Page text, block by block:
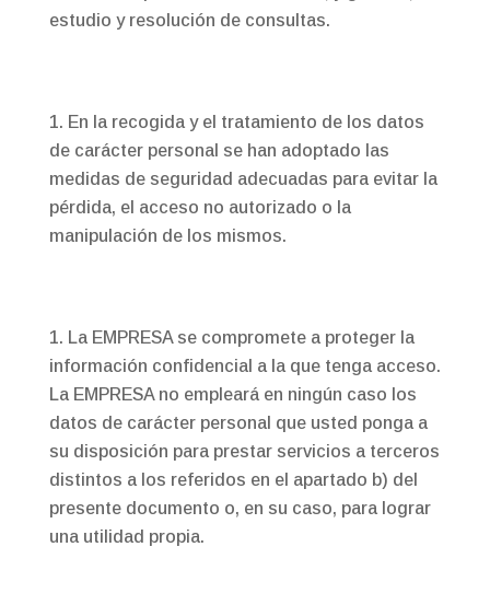
estudio y resolución de consultas.
En la recogida y el tratamiento de los datos
de carácter personal se han adoptado las
medidas de seguridad adecuadas para evitar la
pérdida, el acceso no autorizado o la
manipulación de los mismos.
La EMPRESA se compromete a proteger la
información confidencial a la que tenga acceso.
La EMPRESA no empleará en ningún caso los
datos de carácter personal que usted ponga a
su disposición para prestar servicios a terceros
distintos a los referidos en el apartado b) del
presente documento o, en su caso, para lograr
una utilidad propia.